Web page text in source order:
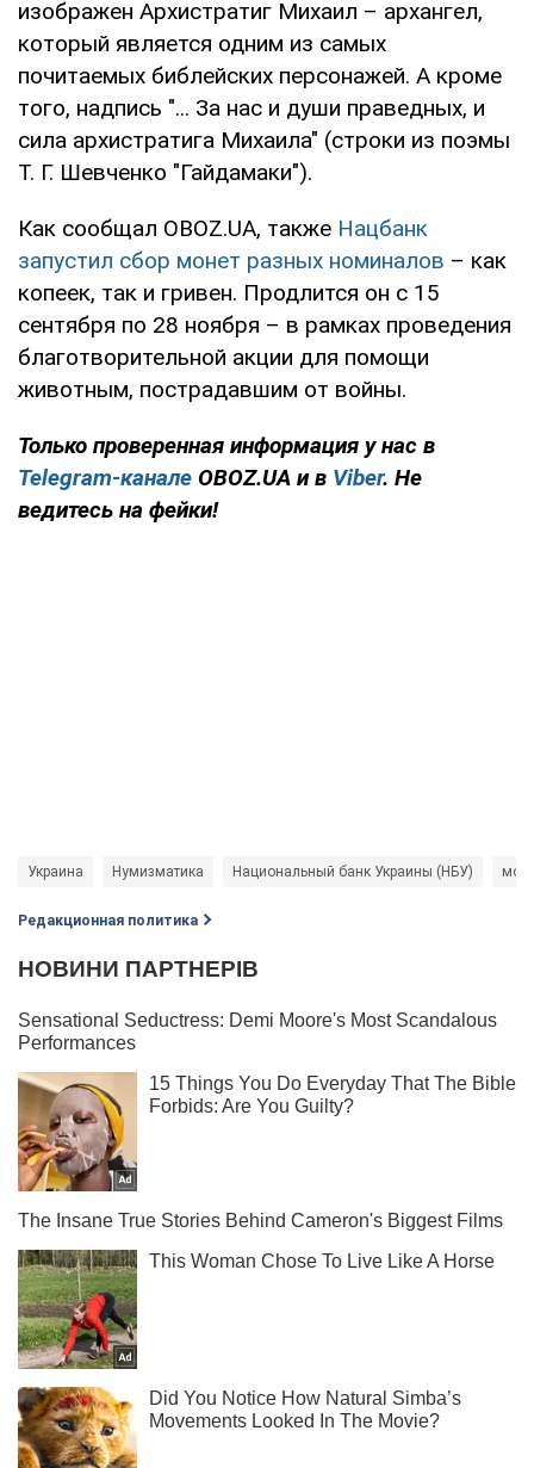
изображен Архистратиг Михаил – архангел,
который является одним из самых
почитаемых библейских персонажей. А кроме
того, надпись "... За нас и души праведных, и
сила архистратига Михаила" (строки из поэмы
Т. Г. Шевченко "Гайдамаки").
Как сообщал OBOZ.UA, также Нацбанк
запустил сбор монет разных номиналов – как
копеек, так и гривен. Продлится он с 15
сентября по 28 ноября – в рамках проведения
благотворительной акции для помощи
животным, пострадавшим от войны.
Только проверенная информация у нас в
Telegram-канале OBOZ.UA и в Viber. Не
ведитесь на фейки!
Украина Нумизматика Национальный банк Украины (НБУ)
Редакционная политика